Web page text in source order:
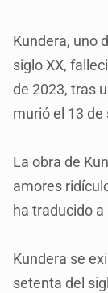
Kundera, uno
siglo XX,
de 2023, tras
murió el 13
La obra de
amores
ha traducido
Kundera se
setenta del